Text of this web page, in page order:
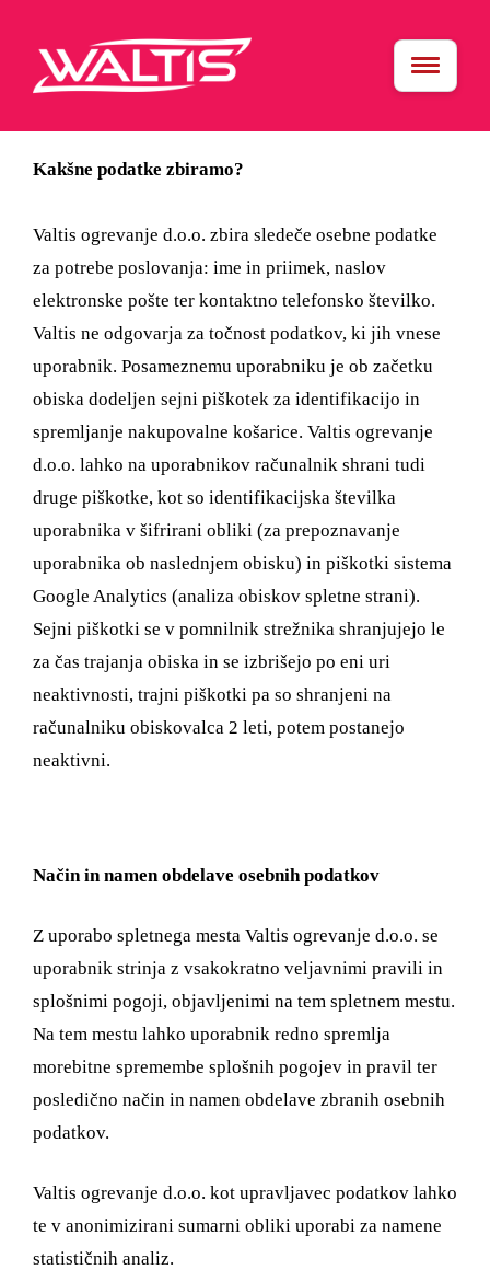
Kakšne podatke zbiramo?
Valtis ogrevanje d.o.o. zbira sledeče osebne podatke
za potrebe poslovanja: ime in priimek, naslov
elektronske pošte ter kontaktno telefonsko številko.
Valtis ne odgovarja za točnost podatkov, ki jih vnese
uporabnik. Posameznemu uporabniku je ob začetku
obiska dodeljen sejni piškotek za identifikacijo in
spremljanje nakupovalne košarice. Valtis ogrevanje
d.o.o. lahko na uporabnikov računalnik shrani tudi
druge piškotke, kot so identifikacijska številka
uporabnika v šifrirani obliki (za prepoznavanje
uporabnika ob naslednjem obisku) in piškotki sistema
Google Analytics (analiza obiskov spletne strani).
Sejni piškotki se v pomnilnik strežnika shranjujejo le
za čas trajanja obiska in se izbrišejo po eni uri
neaktivnosti, trajni piškotki pa so shranjeni na
računalniku obiskovalca 2 leti, potem postanejo
neaktivni.
Način in namen obdelave osebnih podatkov
Z uporabo spletnega mesta Valtis ogrevanje d.o.o. se
uporabnik strinja z vsakokratno veljavnimi pravili in
splošnimi pogoji, objavljenimi na tem spletnem mestu.
Na tem mestu lahko uporabnik redno spremlja
morebitne spremembe splošnih pogojev in pravil ter
posledično način in namen obdelave zbranih osebnih
podatkov.
Valtis ogrevanje d.o.o. kot upravljavec podatkov lahko
te v anonimizirani sumarni obliki uporabi za namene
statističnih analiz.